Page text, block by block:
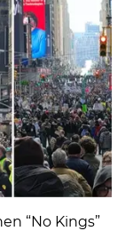
“No Kings”